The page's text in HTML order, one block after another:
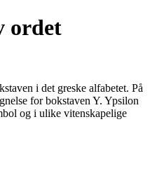
ordet
i det greske alfabetet. På
for bokstaven Y. Ypsilon
og i ulike vitenskapelige